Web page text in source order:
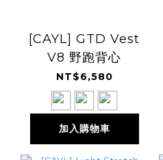
[CAYL] GTD Vest
V8 野跑背心
NT$6,580
加入購物車